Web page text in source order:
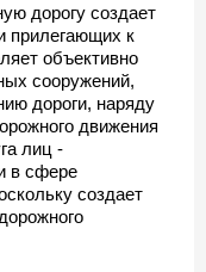
дорогу создает
прилегающих к
объективно
сооружений,
дороги, наряду
движения
лиц -
в сфере
создает